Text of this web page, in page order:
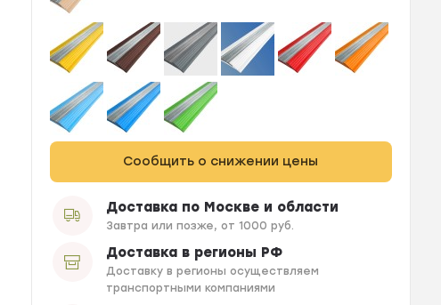
Сообщить о снижении цены
Доставка по Москве и области
Завтра или позже, от 1000 руб.
Доставка в регионы РФ
Доставку в регионы осуществляем
транспортными компаниями